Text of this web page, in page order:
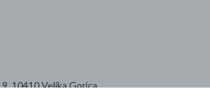
10410 Velika Gorica